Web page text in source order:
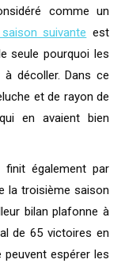
comme un
suivante est
seule pourquoi les
décoller. Dans ce
et de rayon de
en avaient bien
finit également par
la troisième saison
bilan plafonne à
de 65 victoires en
espérer les